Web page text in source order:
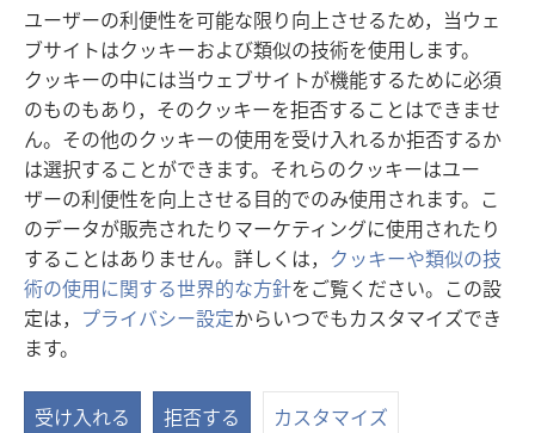
ユーザーの利便性を可能な限り向上させるため，当ウェ
ブサイトはクッキーおよび類似の技術を使用します。
クッキーの中には当ウェブサイトが機能するために必須
のものもあり，そのクッキーを拒否することはできませ
ん。その他のクッキーの使用を受け入れるか拒否するか
は選択することができます。それらのクッキーはユー
ザーの利便性を向上させる目的でのみ使用されます。こ
のデータが販売されたりマーケティングに使用されたり
することはありません。詳しくは， クッキーや類似の技
術の使用に関する世界的な方針をご覧ください。この設
定は， プライバシー設定からいつでもカスタマイズでき
ます。
受け入れる 拒否する カスタマイズ
し
い
タ
ブ
で
開
く）
ものみの塔 オンライン・ライブラリー
（新
し
い
タ
ブ
で
開
く）
JW Hub ®
（新
し
い
タ
ブ
で
開
く）
JW Library
Watchtower Library®
Copyright
利用規約